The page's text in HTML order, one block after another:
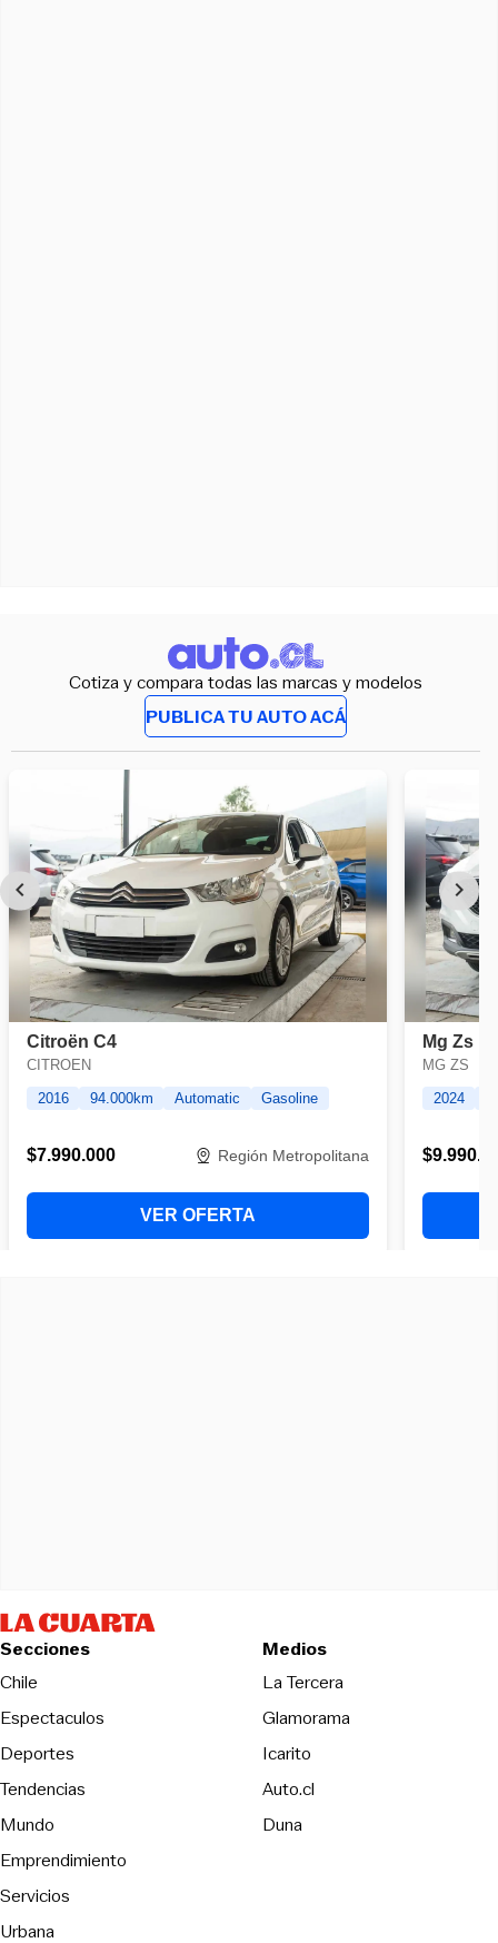
Cotiza y compara todas las marcas y modelos
PUBLICA TU AUTO ACÁ
Secciones
Chile
Espectaculos
Deportes
Tendencias
Mundo
Emprendimiento
Servicios
Urbana
Medios
La TerceraOpens in new
Glamorama
Icarito
Auto.cl
DunaOpens in new window